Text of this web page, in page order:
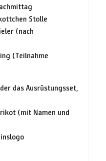
Stolle
(nach
(Teilnahme
das Ausrüstungsset,
(mit Namen und